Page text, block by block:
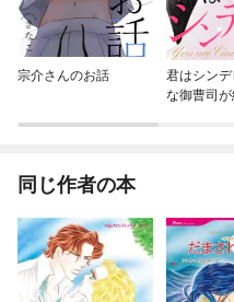
宗介さんのお話
君はシン
な御曹司
同じ作者の本